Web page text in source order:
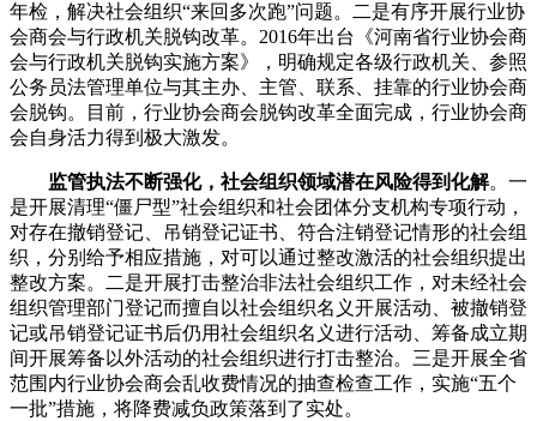
年检，解决社会组织“来回多次跑”问题。二是有序开展行业协
会商会与行政机关脱钩改革。2016年出台《河南省行业协会商
会与行政机关脱钩实施方案》，明确规定各级行政机关、参照
公务员法管理单位与其主办、主管、联系、挂靠的行业协会商
会脱钩。目前，行业协会商会脱钩改革全面完成，行业协会商
会自身活力得到极大激发。
监管执法不断强化，社会组织领域潜在风险得到化解。一
是开展清理“僵尸型”社会组织和社会团体分支机构专项行动，
对存在撤销登记、吊销登记证书、符合注销登记情形的社会组
织，分别给予相应措施，对可以通过整改激活的社会组织提出
整改方案。二是开展打击整治非法社会组织工作，对未经社会
组织管理部门登记而擅自以社会组织名义开展活动、被撤销登
记或吊销登记证书后仍用社会组织名义进行活动、筹备成立期
间开展筹备以外活动的社会组织进行打击整治。三是开展全省
范围内行业协会商会乱收费情况的抽查检查工作，实施“五个
一批”措施，将降费减负政策落到了实处。